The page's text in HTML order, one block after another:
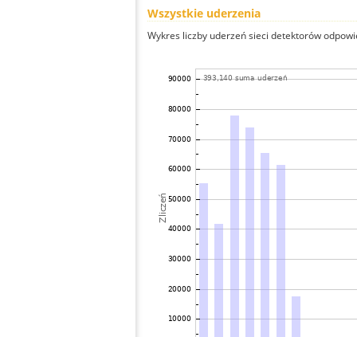
Wszystkie uderzenia
Wykres liczby uderzeń sieci detektorów